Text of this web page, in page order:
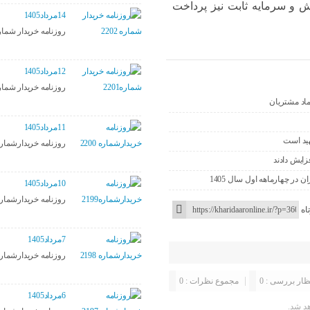
و سرمایه ثابت نیز پرداخت
مشتریان
است
مجموع نظرات : 0 بررسی : 0
شد.
14مرداد1405
روزنامه خریدار شماره
12مرداد1405
روزنامه خریدار
11مرداد1405
روزنامه خریدارشماره
10مرداد1405
روزنامه
7مرداد1405
روزنامه خریدارشماره
6مرداد1405